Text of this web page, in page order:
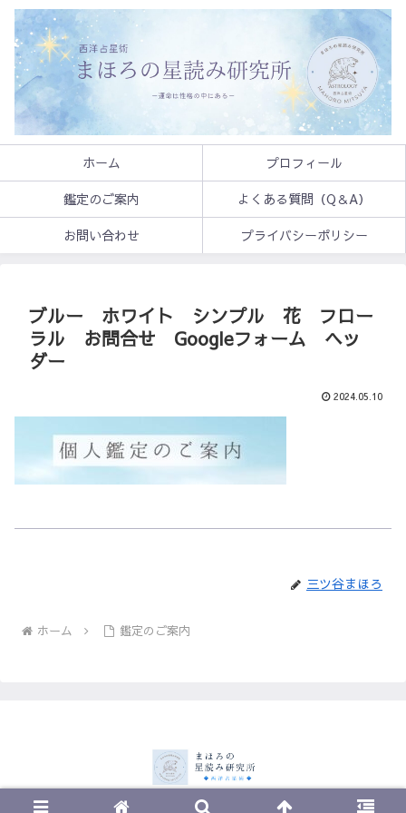
ホーム
プロフィール
鑑定のご案内
よくある質問（Q＆A）
お問い合わせ
プライバシーポリシー
ブルー ホワイト シンプル 花 フロー
ラル お問合せ Googleフォーム ヘッ
ダー
2024.05.10
三ツ谷まほろ
ホーム 鑑定のご案内
© 2023 まほろの星読み研究所.